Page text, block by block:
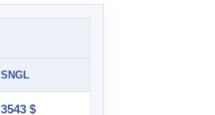
SNGL
3543 $